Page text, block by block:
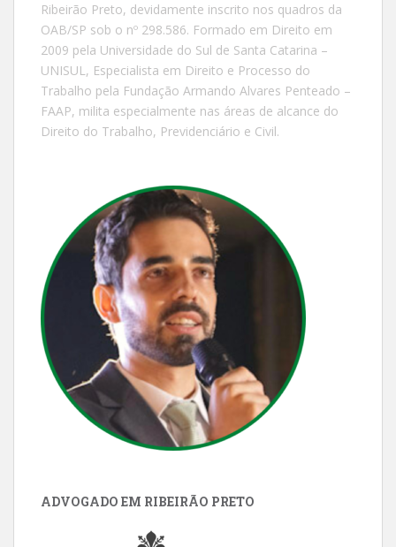
Ribeirão Preto, devidamente inscrito nos quadros da
OAB/SP sob o nº 298.586. Formado em Direito em
2009 pela Universidade do Sul de Santa Catarina –
UNISUL, Especialista em Direito e Processo do
Trabalho pela Fundação Armando Alvares Penteado –
FAAP, milita especialmente nas áreas de alcance do
Direito do Trabalho, Previdenciário e Civil.
ADVOGADO EM RIBEIRÃO PRETO